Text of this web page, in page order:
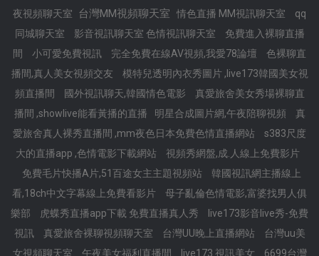
夜視頻聊天室
台灣MM視頻聊天室 情色直播 MM視訊聊天室
qq
同城聊天室
影音視訊聊天室 色情視訊聊天室
免費進入裸聊直播
間
小可愛免費視訊 完全免費在線AV視頻,我愛78論壇
色裸聊直
播間,真人美女視頻交友
模特兒透明內衣秀圖片 ,live173韓國美女視
頻直播間
國外視訊聊天,韓國情色電影
真愛旅舍美女秀場裸聊直
播間 ,showlive能看黃播的直播
明星合成圖片網,午夜陪聊視頻
真
愛旅舍真人裸秀直播間 ,mm夜色日本免費色情直播網站
s383尺度
大的直播app ,色情電影下載網站
視頻秀網盤,成.人線上免費影片
免費毛片快播A片,51百途女主主題視頻站
韓國視訊網主播線上
看,18ch中文字幕線上免費看影片
母子亂倫色情電影,富婆找男人俱
樂部
虎蝶秀直播app下載 免費直播真人秀
live173影音live秀-免費
視訊
真愛旅舍裸聊視頻聊天室 台灣UU晚上直播網站
台灣uu美
女視頻聊天室
午夜美女福利直播間 live173 視訊美女 6699台灣